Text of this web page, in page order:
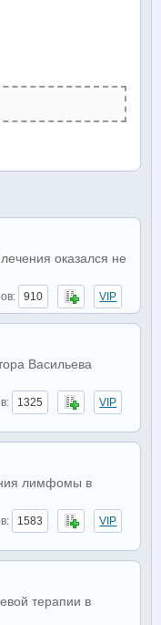
оказался не
910 VIP
Васильева
1325 VIP
лимфомы в
1583 VIP
терапии в